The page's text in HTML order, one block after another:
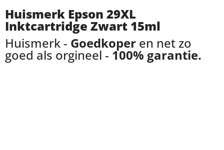
Huismerk Epson 29XL
Inktcartridge Zwart 15ml
Huismerk - Goedkoper en net zo
goed als orgineel - 100% garantie.